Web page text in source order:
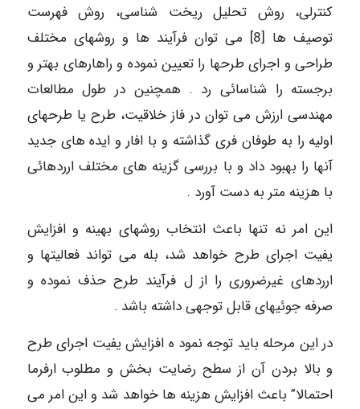
کنترلی، روش تحلیل ریخت شناسی، روش فهرست
توصیف ها [8] می توان فرآیند ها و روشهای مختلف
طراحی و اجرای طرحها را تعیین نموده و راهارهای بهتر و
برجسته را شناسائی رد . همچنین در طول مطالعات
مهندسی ارزش می توان در فاز خلاقیت، طرح یا طرحهای
اولیه را به طوفان فری گذاشته و با افار و ایده های جدید
آنها را بهبود داد و با بررسی گزینه های مختلف ارردهائی
با هزینه متر به دست آورد .
این امر نه تنها باعث انتخاب روشهای بهینه و افزایش
یفیت اجرای طرح خواهد شد، بله می تواند فعالیتها و
ارردهای غیرضروری را از ل فرآیند طرح حذف نموده و
صرفه جوئیهای قابل توجهی داشته باشد .
در این مرحله باید توجه نمود ه افزایش یفیت اجرای طرح
و بالا بردن آن از سطح رضایت بخش و مطلوب ارفرما
احتمالا” باعث افزایش هزینه ها خواهد شد و این امر می